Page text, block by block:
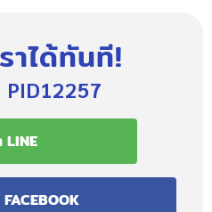
าได้ทันที!
PID12257
LINE